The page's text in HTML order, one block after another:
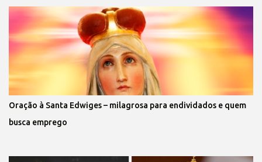
Oração à Santa Edwiges – milagrosa para endividados e quem
busca emprego